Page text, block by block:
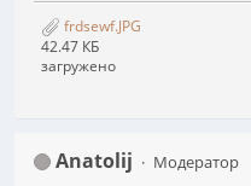
frdsewf.JPG
42.47 КБ
загружено
Anatolij
Модератор